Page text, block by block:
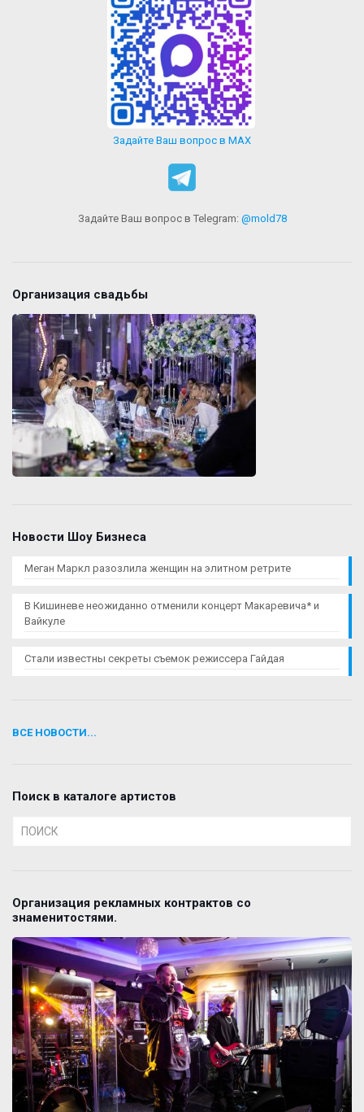
Задайте Ваш вопрос в MAX
Задайте Ваш вопрос в Telegram: @mold78
Организация свадьбы
Новости Шоу Бизнеса
Меган Маркл разозлила женщин на элитном ретрите
В Кишиневе неожиданно отменили концерт Макаревича* и
Вайкуле
Стали известны секреты съемок режиссера Гайдая
ВСЕ НОВОСТИ...
Поиск в каталоге артистов
Организация рекламных контрактов со
знаменитостями.